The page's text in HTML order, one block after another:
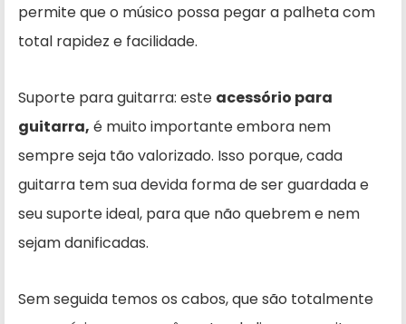
permite que o músico possa pegar a palheta com
total rapidez e facilidade.
Suporte para guitarra: este acessório para
guitarra, é muito importante embora nem
sempre seja tão valorizado. Isso porque, cada
guitarra tem sua devida forma de ser guardada e
seu suporte ideal, para que não quebrem e nem
sejam danificadas.
Sem seguida temos os cabos, que são totalmente